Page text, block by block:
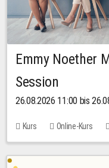
Emmy Noether
Session
26.08.2026 11:00 bis
Kurs Online-Kurs